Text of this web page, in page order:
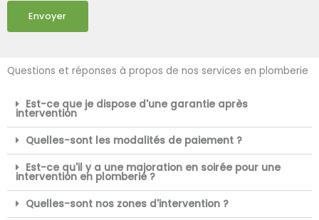
Envoyer
Questions et réponses à propos de nos services en plomberie
Est-ce que je dispose d'une garantie après
intervention
Quelles-sont les modalités de paiement ?
Est-ce qu'il y a une majoration en soirée pour une
intervention en plomberie ?
Quelles-sont nos zones d'intervention ?